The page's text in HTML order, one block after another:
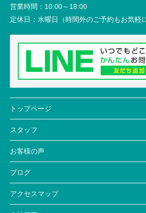
営業時間： 10:00～18:00
定休日： 水曜日（時間外のご予約もお気軽
トップページ
スタッフ
お客様の声
ブログ
アクセスマップ